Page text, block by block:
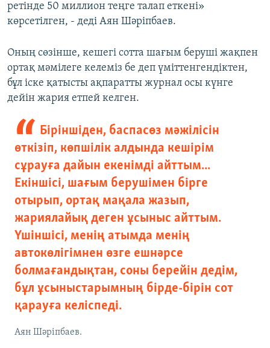
ретінде 50 миллион теңге талап еткені»
көрсетілген, - деді Аян Шәріпбаев.
Оның сөзінше, кешегі сотта шағым беруші жақпен
ортақ мәмілеге келеміз бе деп үміттенгендіктен,
бұл іске қатысты ақпаратты журнал осы күнге
дейін жария етпей келген.
Біріншіден, баспасөз мәжілісін
өткізіп, көпшілік алдында кешірім
сұрауға дайын екенімді айттым...
Екіншісі, шағым берушімен бірге
отырып, ортақ мақала жазып,
жариялайық деген ұсыныс айттым.
Үшіншісі, менің атымда менің
автокөлігімнен өзге ешнәрсе
болмағандықтан, соны берейін дедім,
бұл ұсыныстарымның бірде-бірін сот
қарауға келіспеді.
Аян Шәріпбаев.